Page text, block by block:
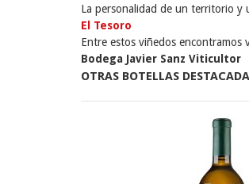
La personalidad de un territorio y
El Tesoro
Entre estos viñedos encontramos
Bodega Javier Sanz Viticultor
OTRAS BOTELLAS